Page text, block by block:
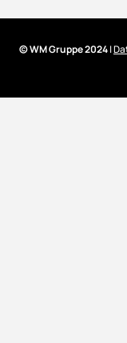
© WM Gruppe 2024|